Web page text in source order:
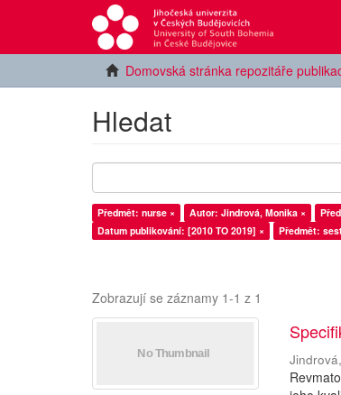
Domovská stránka repozitáře
Hledat
Předmět: nurse × Autor: Jindrová, Monika ×
Datum publikování: [2010 TO 2019] ×
Předmět:
Zobrazují se záznamy 1-1 z 1